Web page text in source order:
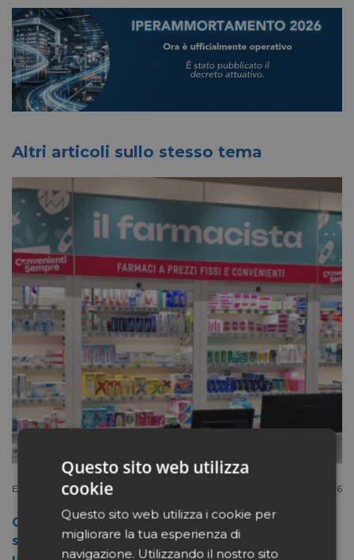
Altri articoli sullo stesso tema
Extracanale Luglio 27 2026
Conad apre a Firenze il flagship store del
suo nuovo format Benessity: sei negozi in
Questo sito web utilizza
cookie
Questo sito web utilizza i cookie per
migliorare la tua esperienza di
navigazione. Utilizzando il nostro sito